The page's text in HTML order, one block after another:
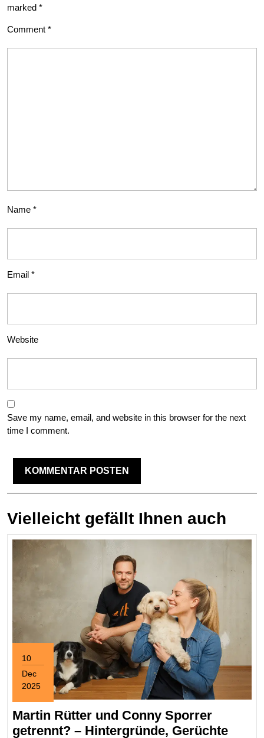
marked *
Comment *
Name *
Email *
Website
Save my name, email, and website in this browser for the next
time I comment.
Vielleicht gefällt Ihnen auch
10
Dec
2025
December
10,
2025
Martin Rütter und Conny Sporrer
getrennt? – Hintergründe, Gerüchte